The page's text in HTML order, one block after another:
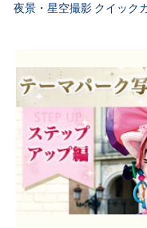
夜景・星空撮影 クイック